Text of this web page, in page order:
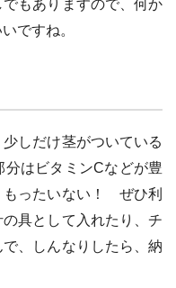
もありますので、何か
ですね。
しだけ茎がついている
分はビタミンCなどが豊
もったいない！ ぜひ利
具として入れたり、チ
、しんなりしたら、納